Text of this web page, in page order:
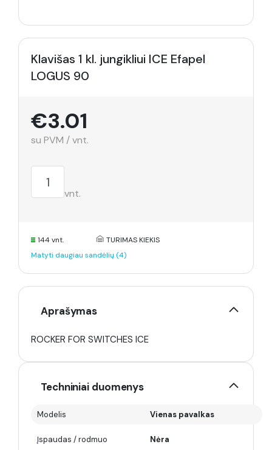
Klavišas 1 kl. jungikliui ICE Efapel
LOGUS 90
€3.01
su PVM / vnt.
vnt.
144 vnt.
TURIMAS KIEKIS
Matyti daugiau sandėlių (4)
Aprašymas
ROCKER FOR SWITCHES ICE
Techniniai duomenys
Modelis Vienas pavalkas
Įspaudas / rodmuo Nėra